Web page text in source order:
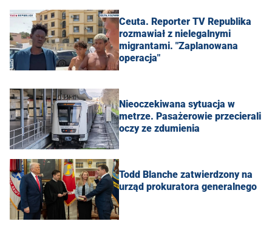
Ceuta. Reporter TV Republika
rozmawiał z nielegalnymi
migrantami. "Zaplanowana
operacja"
Nieoczekiwana sytuacja w
metrze. Pasażerowie przecierali
oczy ze zdumienia
Todd Blanche zatwierdzony na
urząd prokuratora generalnego